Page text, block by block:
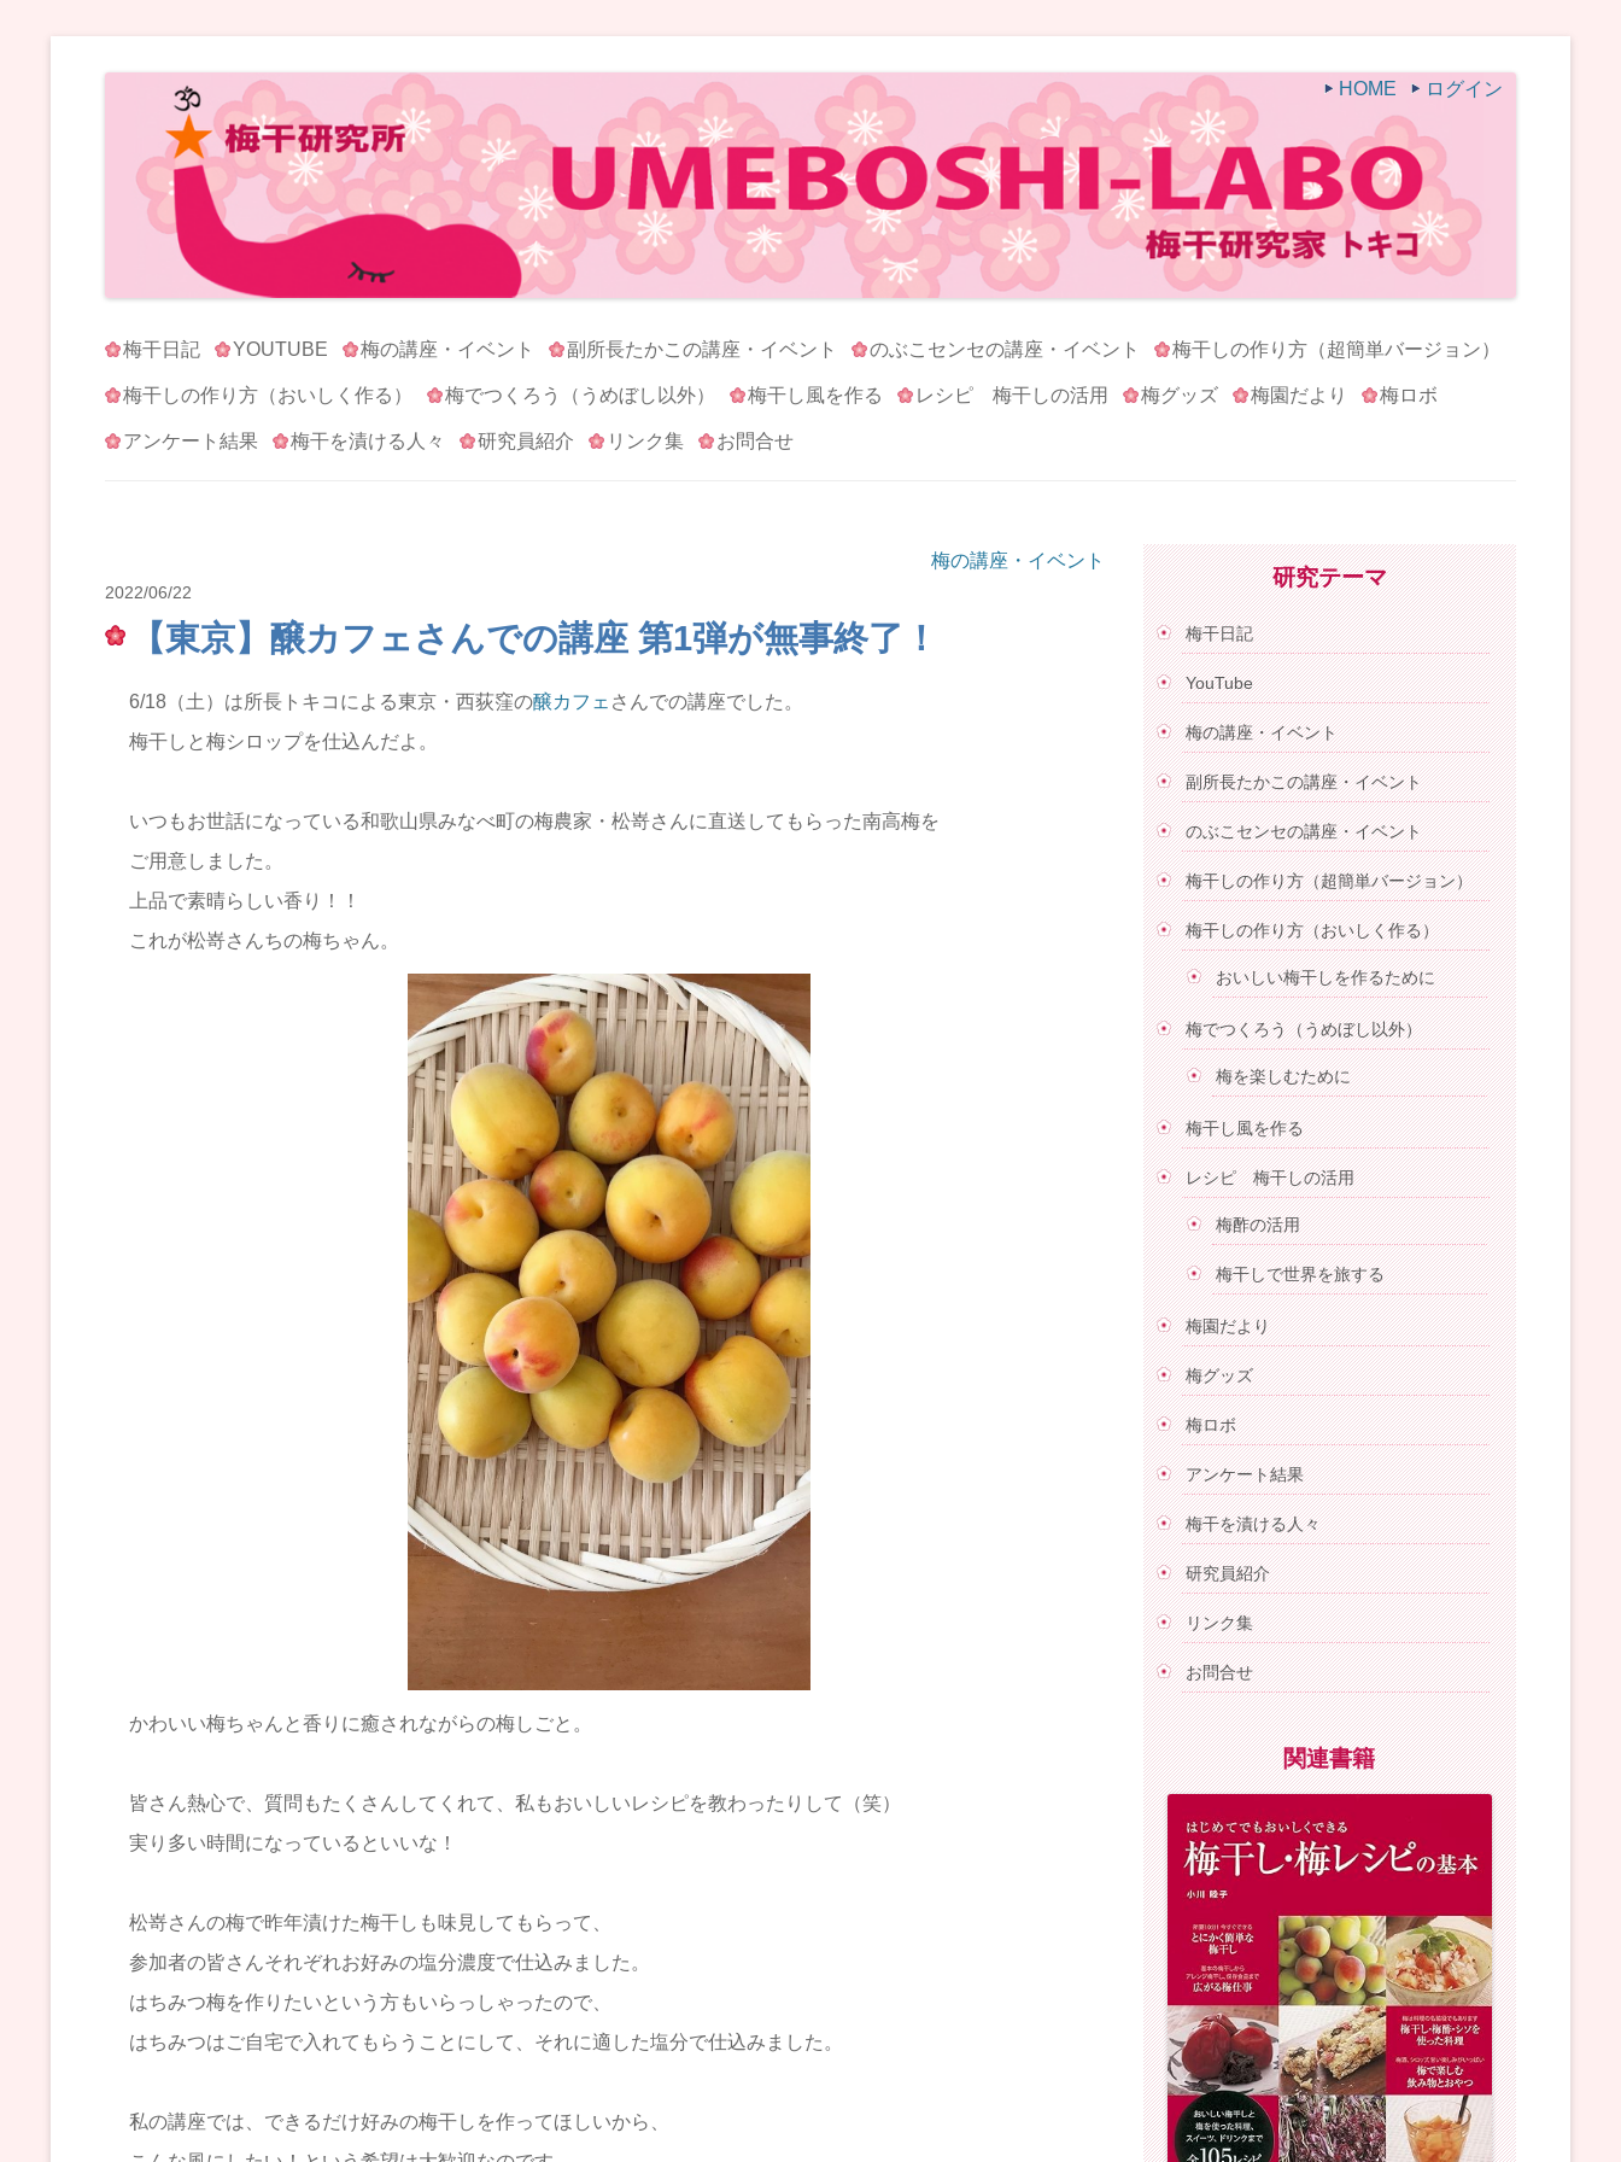
梅干研究所 UMEBOSHI-LABO
WE LOVE UMEBOSHI HOME ログイン
コンテンツへ移動
梅干日記 YOUTUBE 梅の講座・イベント 副所長たかこの講座・イベント のぶこセンセの講座・イベント 梅干しの作り方（超簡単バージョン）
梅干しの作り方（おいしく作る） 梅でつくろう（うめぼし以外） 梅干し風を作る レシピ 梅干しの活用 梅グッズ 梅園だより 梅ロボ
アンケート結果 梅干を漬ける人々 研究員紹介 リンク集 お問合せ
梅の講座・イベント
2022/06/22
【東京】醸カフェさんでの講座 第1弾が無事終了！
6/18（土）は所長トキコによる東京・西荻窪の醸カフェ さんでの講座でした。
梅干しと梅シロップを仕込んだよ。
いつもお世話になっている和歌山県みなべ町の梅農家・松嵜さんに直送してもらった南高梅を
ご用意しました。
上品で素晴らしい香り！！
これが松嵜さんちの梅ちゃん。
かわいい梅ちゃんと香りに癒されながらの梅しごと。
皆さん熱心で、質問もたくさんしてくれて、私もおいしいレシピを教わったりして（笑）
実り多い時間になっているといいな！
松嵜さんの梅で昨年漬けた梅干しも味見してもらって、
参加者の皆さんそれぞれお好みの塩分濃度で仕込みました。
はちみつ梅を作りたいという方もいらっしゃったので、
はちみつはご自宅で入れてもらうことにして、それに適した塩分で仕込みました。
私の講座では、できるだけ好みの梅干しを作ってほしいから、
研究テーマ
梅干日記
YouTube
梅の講座・イベント
副所長たかこの講座・イベント
のぶこセンセの講座・イベント
梅干しの作り方（超簡単バージョン）
梅干しの作り方（おいしく作る）
おいしい梅干しを作るために
梅でつくろう（うめぼし以外）
梅を楽しむために
梅干し風を作る
レシピ 梅干しの活用
梅酢の活用
梅干しで世界を旅する
梅園だより
梅グッズ
梅ロボ
アンケート結果
梅干を漬ける人々
研究員紹介
リンク集
お問合せ
関連書籍